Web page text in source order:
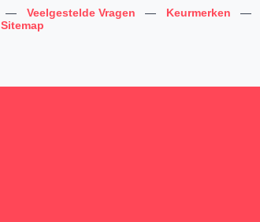
— Veelgestelde Vragen — Keurmerken —
Sitemap